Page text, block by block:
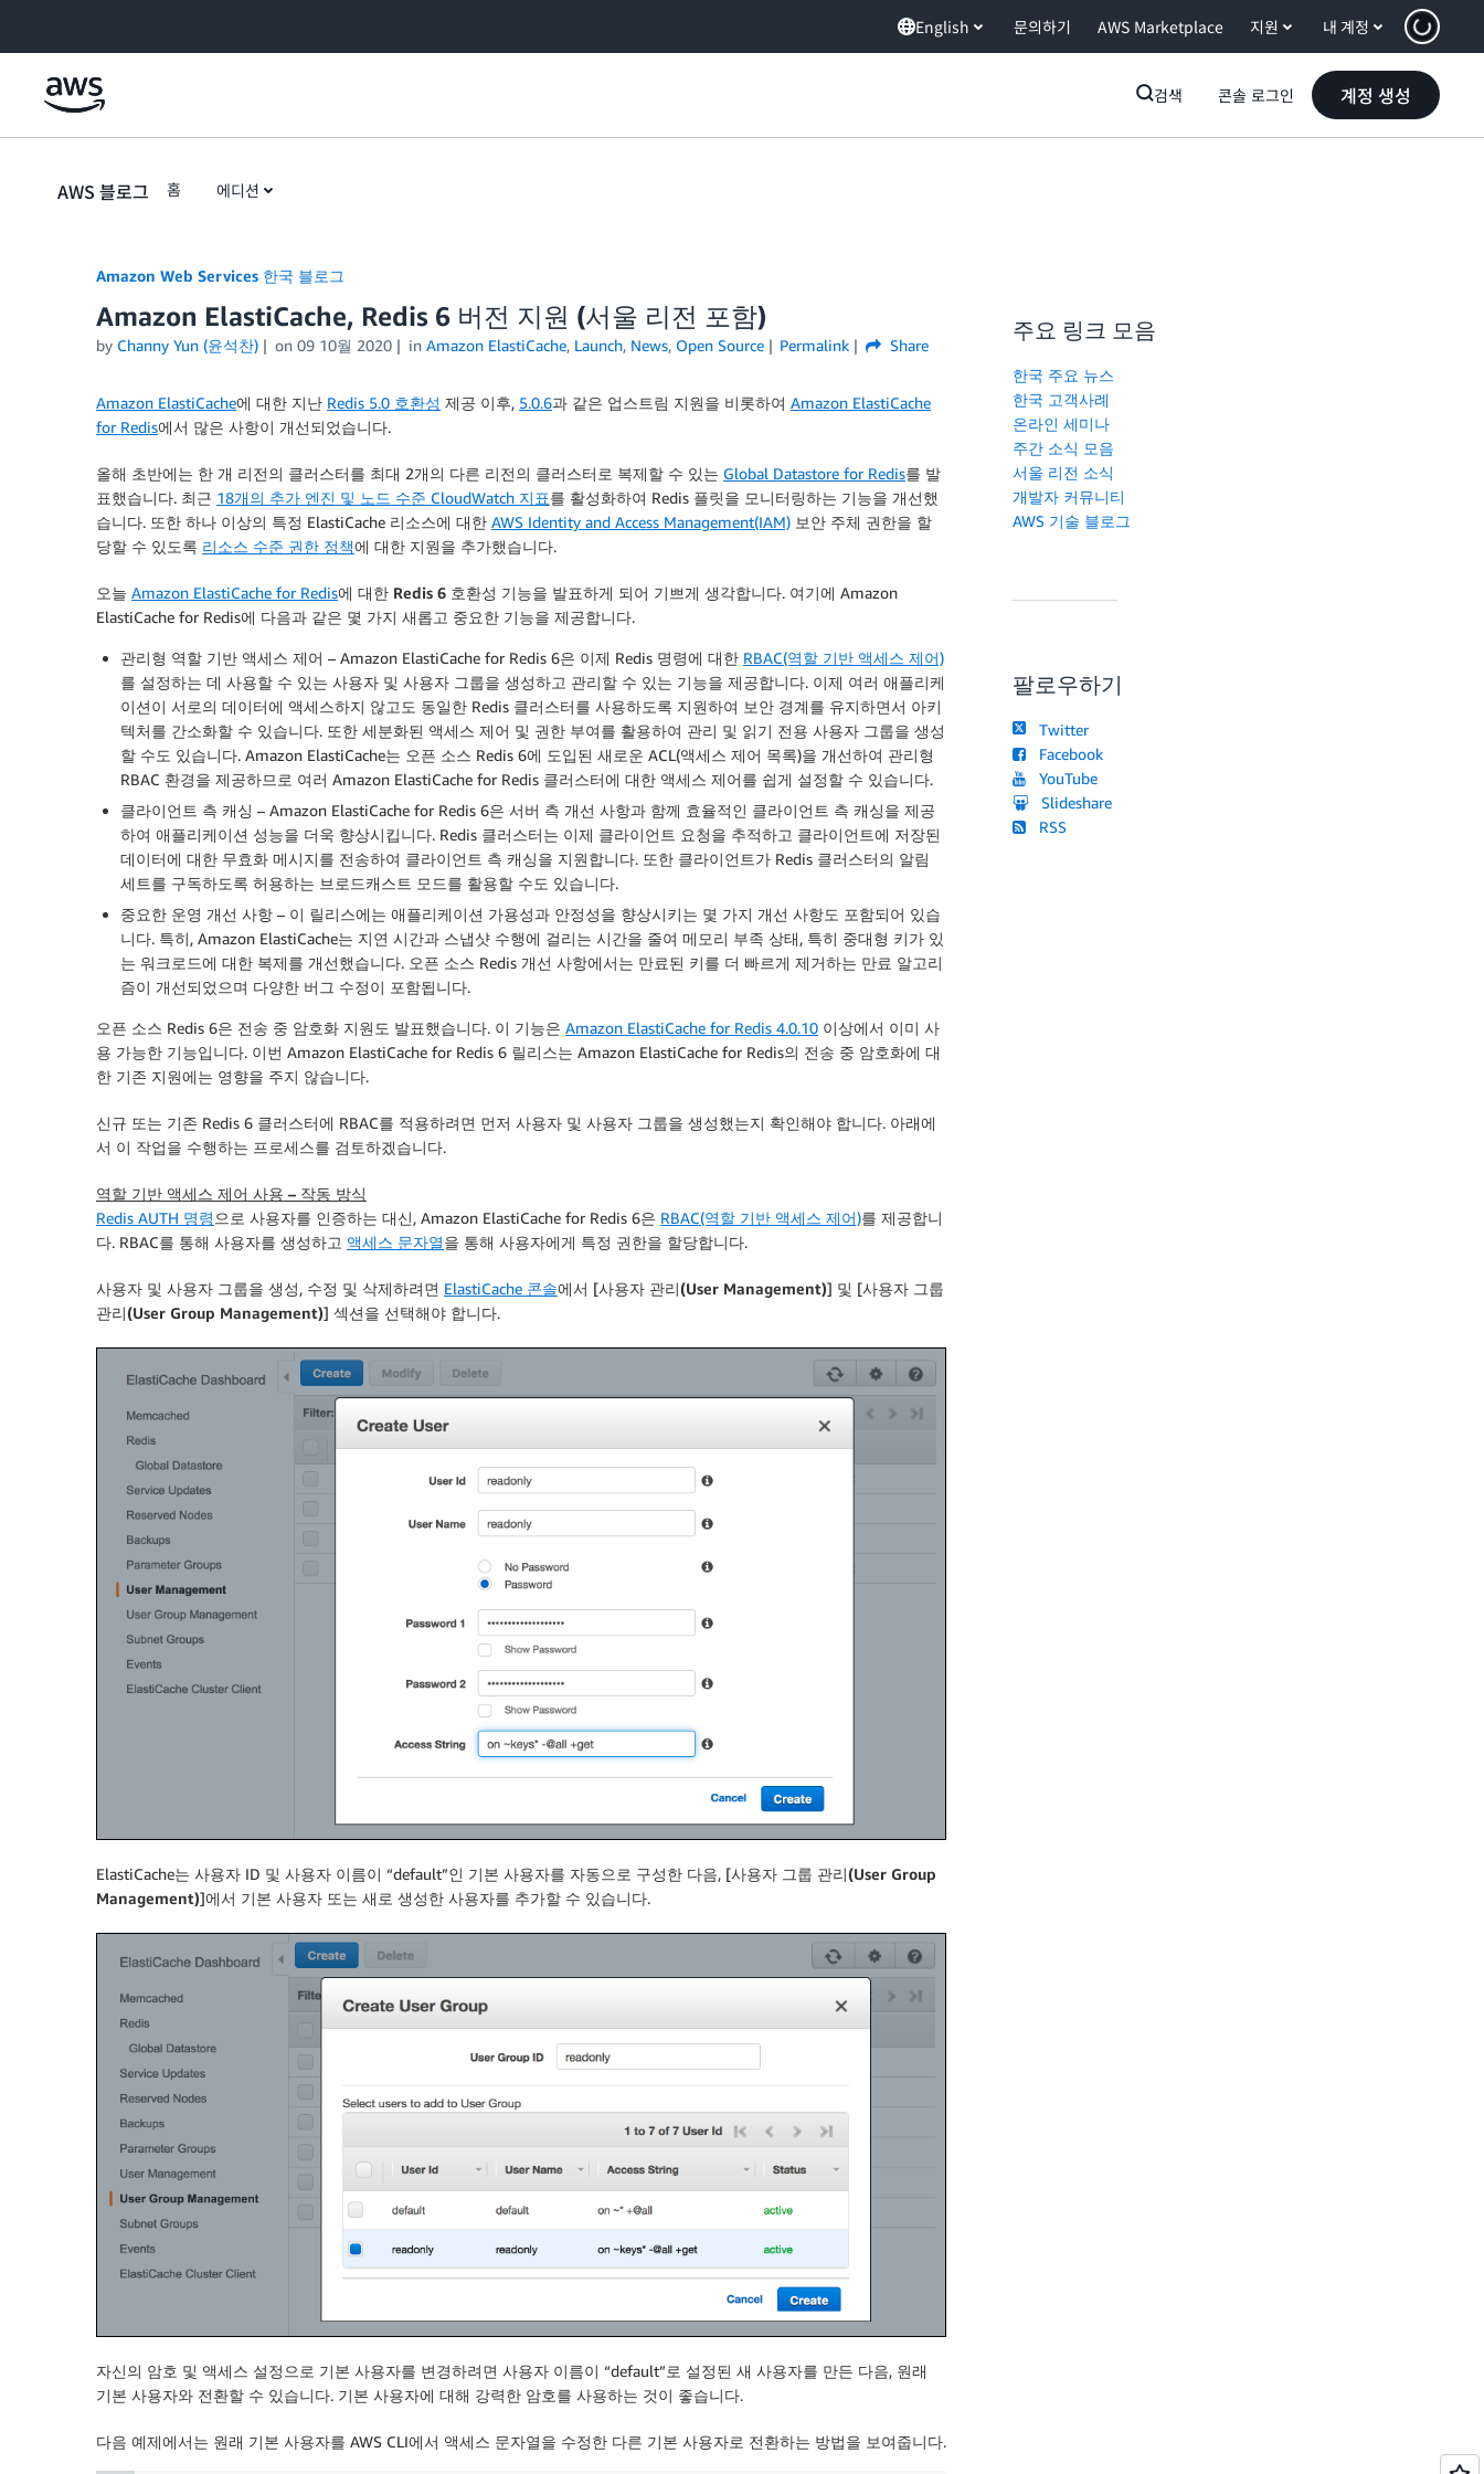
English 문의하기 AWS Marketplace 지원 내 계정
검색 콘솔 로그인 계정 생성
AWS 블로그 홈 에디션
Amazon Web Services 한국 블로그
Amazon ElastiCache, Redis 6 버전 지원 (서울 리전 포함)
by Channy Yun (윤석찬) on 09 10월 2020 in Amazon ElastiCache, Launch, News, Open Source Permalink Share
Amazon ElastiCache에 대한 지난 Redis 5.0 호환성 제공 이후, 5.0.6과 같은 업스트림 지원을 비롯하여 Amazon ElastiCache
for Redis에서 많은 사항이 개선되었습니다.
올해 초반에는 한 개 리전의 클러스터를 최대 2개의 다른 리전의 클러스터로 복제할 수 있는 Global Datastore for Redis를 발
표했습니다. 최근 18개의 추가 엔진 및 노드 수준 CloudWatch 지표를 활성화하여 Redis 플릿을 모니터링하는 기능을 개선했
습니다. 또한 하나 이상의 특정 ElastiCache 리소스에 대한 AWS Identity and Access Management(IAM) 보안 주체 권한을 할
당할 수 있도록 리소스 수준 권한 정책에 대한 지원을 추가했습니다.
오늘 Amazon ElastiCache for Redis에 대한 Redis 6 호환성 기능을 발표하게 되어 기쁘게 생각합니다. 여기에 Amazon
ElastiCache for Redis에 다음과 같은 몇 가지 새롭고 중요한 기능을 제공합니다.
관리형 역할 기반 액세스 제어 – Amazon ElastiCache for Redis 6은 이제 Redis 명령에 대한 RBAC(역할 기반 액세스 제어)
를 설정하는 데 사용할 수 있는 사용자 및 사용자 그룹을 생성하고 관리할 수 있는 기능을 제공합니다. 이제 여러 애플리케
이션이 서로의 데이터에 액세스하지 않고도 동일한 Redis 클러스터를 사용하도록 지원하여 보안 경계를 유지하면서 아키
텍처를 간소화할 수 있습니다. 또한 세분화된 액세스 제어 및 권한 부여를 활용하여 관리 및 읽기 전용 사용자 그룹을 생성
할 수도 있습니다. Amazon ElastiCache는 오픈 소스 Redis 6에 도입된 새로운 ACL(액세스 제어 목록)을 개선하여 관리형
RBAC 환경을 제공하므로 여러 Amazon ElastiCache for Redis 클러스터에 대한 액세스 제어를 쉽게 설정할 수 있습니다.
클라이언트 측 캐싱 – Amazon ElastiCache for Redis 6은 서버 측 개선 사항과 함께 효율적인 클라이언트 측 캐싱을 제공
하여 애플리케이션 성능을 더욱 향상시킵니다. Redis 클러스터는 이제 클라이언트 요청을 추적하고 클라이언트에 저장된
데이터에 대한 무효화 메시지를 전송하여 클라이언트 측 캐싱을 지원합니다. 또한 클라이언트가 Redis 클러스터의 알림
세트를 구독하도록 허용하는 브로드캐스트 모드를 활용할 수도 있습니다.
중요한 운영 개선 사항 – 이 릴리스에는 애플리케이션 가용성과 안정성을 향상시키는 몇 가지 개선 사항도 포함되어 있습
니다. 특히, Amazon ElastiCache는 지연 시간과 스냅샷 수행에 걸리는 시간을 줄여 메모리 부족 상태, 특히 중대형 키가 있
는 워크로드에 대한 복제를 개선했습니다. 오픈 소스 Redis 개선 사항에서는 만료된 키를 더 빠르게 제거하는 만료 알고리
즘이 개선되었으며 다양한 버그 수정이 포함됩니다.
오픈 소스 Redis 6은 전송 중 암호화 지원도 발표했습니다. 이 기능은 Amazon ElastiCache for Redis 4.0.10 이상에서 이미 사
용 가능한 기능입니다. 이번 Amazon ElastiCache for Redis 6 릴리스는 Amazon ElastiCache for Redis의 전송 중 암호화에 대
한 기존 지원에는 영향을 주지 않습니다.
신규 또는 기존 Redis 6 클러스터에 RBAC를 적용하려면 먼저 사용자 및 사용자 그룹을 생성했는지 확인해야 합니다. 아래에
서 이 작업을 수행하는 프로세스를 검토하겠습니다.
역할 기반 액세스 제어 사용 – 작동 방식
Redis AUTH 명령 으로 사용자를 인증하는 대신, Amazon ElastiCache for Redis 6은 RBAC(역할 기반 액세스 제어)를 제공합니
다. RBAC를 통해 사용자를 생성하고 액세스 문자열을 통해 사용자에게 특정 권한을 할당합니다.
사용자 및 사용자 그룹을 생성, 수정 및 삭제하려면 ElastiCache 콘솔에서 [사용자 관리(User Management)] 및 [사용자 그룹
관리(User Group Management)] 섹션을 선택해야 합니다.
ElastiCache는 사용자 ID 및 사용자 이름이 “default”인 기본 사용자를 자동으로 구성한 다음, [사용자 그룹 관리(User Group
Management)]에서 기본 사용자 또는 새로 생성한 사용자를 추가할 수 있습니다.
자신의 암호 및 액세스 설정으로 기본 사용자를 변경하려면 사용자 이름이 “default”로 설정된 새 사용자를 만든 다음, 원래
기본 사용자와 전환할 수 있습니다. 기본 사용자에 대해 강력한 암호를 사용하는 것이 좋습니다.
다음 예제에서는 원래 기본 사용자를 AWS CLI에서 액세스 문자열을 수정한 다른 기본 사용자로 전환하는 방법을 보여줍니다.
주요 링크 모음
한국 주요 뉴스
한국 고객사례
온라인 세미나
주간 소식 모음
서울 리전 소식
개발자 커뮤니티
AWS 기술 블로그
팔로우하기
Twitter
Facebook
YouTube
Slideshare
RSS